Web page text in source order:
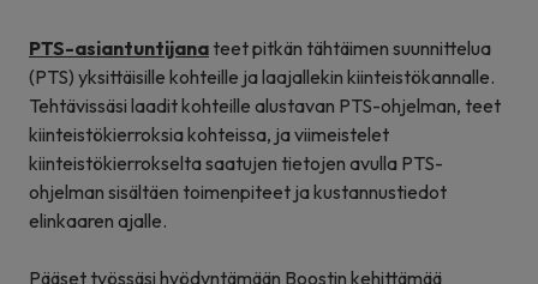
PTS-asiantuntijana teet pitkän tähtäimen suunnittelua
(PTS) yksittäisille kohteille ja laajallekin kiinteistökannalle.
Tehtävissäsi laadit kohteille alustavan PTS-ohjelman, teet
kiinteistökierroksia kohteissa, ja viimeistelet
kiinteistökierrokselta saatujen tietojen avulla PTS-
ohjelman sisältäen toimenpiteet ja kustannustiedot
elinkaaren ajalle.
Pääset työssäsi hyödyntämään Boostin kehittämää